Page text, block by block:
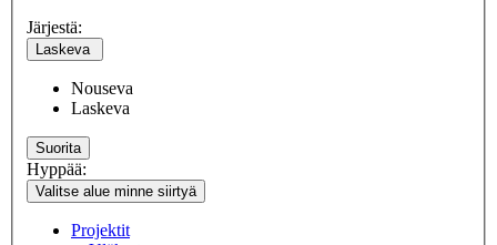
Järjestä:
Laskeva
Nouseva
Laskeva
Suorita
Hyppää:
Valitse alue minne siirtyä
Projektit